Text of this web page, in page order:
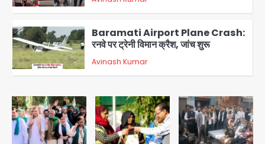
4
5
Baramati Airport Plane Crash:
रनवे पर ट्रेनी विमान क्रैश, जांच शुरू
Avinash Kumar
1
Shaheen Bagh News: बारिश के बाद
शाहीन बाग में जलभराव और गड्ढे, सीवर काम से
लोग परेशान
Avinash Kumar